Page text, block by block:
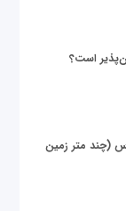
است؟
متاورس (چند متر زمین